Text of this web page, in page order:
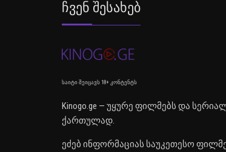
Ჩვენ Შესახებ
საიტი შეიცავს 18+ კონტენტს
Kinogo.ge — უყურე ფილმებს და
ქართულად.
ეძებ ინფორმაციას საუკეთესო